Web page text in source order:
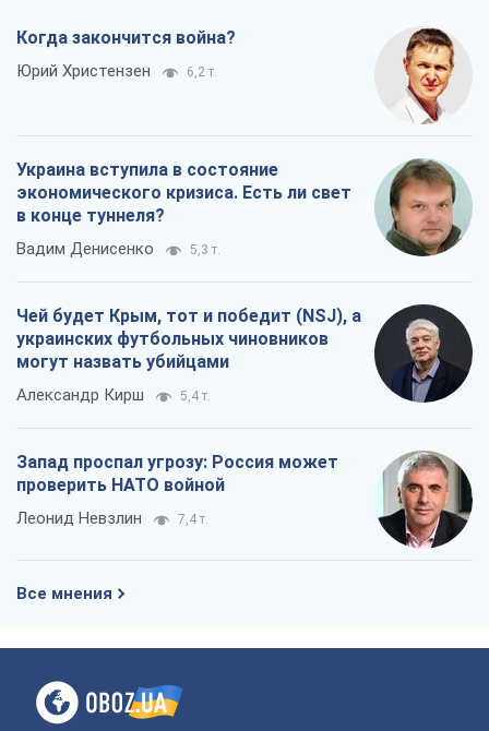
Когда закончится война?
Юрий Христензен 6,2 т.
Украина вступила в состояние
экономического кризиса. Есть ли свет
в конце туннеля?
Вадим Денисенко 5,3 т.
Чей будет Крым, тот и победит (NSJ), а
украинских футбольных чиновников
могут назвать убийцами
Александр Кирш 5,4 т.
Запад проспал угрозу: Россия может
проверить НАТО войной
Леонид Невзлин 7,4 т.
Все мнения